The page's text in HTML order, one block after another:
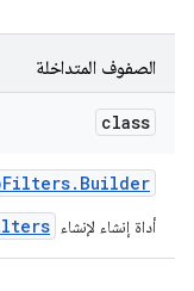
الصفوف المتداخلة
class
Filters. Builder
أداة إنشاء لإنشاء